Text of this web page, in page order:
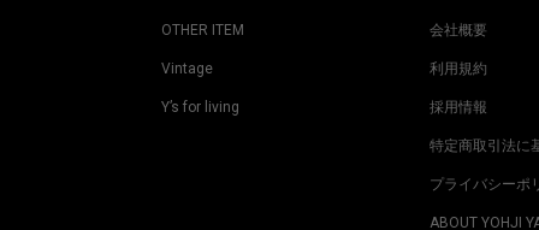
OTHER ITEM
Vintage
Y’s for living
会社概要
利用規約
採用情報
特定商取引法に
プライバシーポ
ABOUT YOHJI